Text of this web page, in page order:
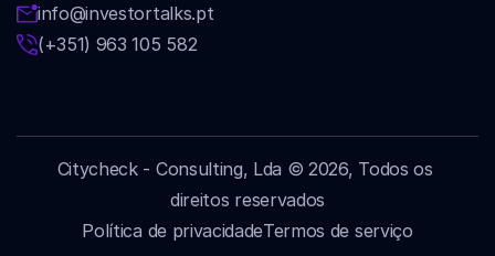
info@investortalks.pt
(+351) 963 105 582
Citycheck - Consulting, Lda © 2026, Todos os
direitos reservados
Política de privacidadeTermos de serviço